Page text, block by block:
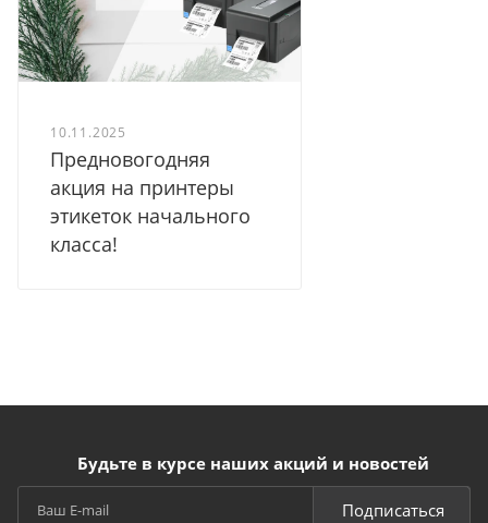
10.11.2025
Предновогодняя
акция на принтеры
этикеток начального
класса!
Будьте в курсе наших акций и новостей
Подписаться